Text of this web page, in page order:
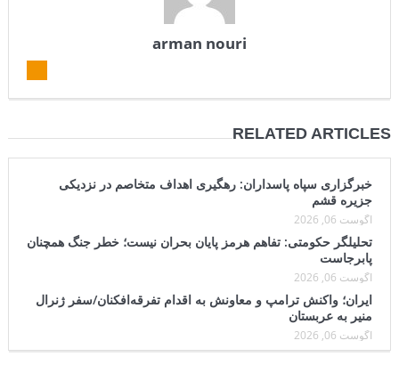
arman nouri
RELATED ARTICLES
خبرگزاری سپاه پاسداران: رهگیری اهداف متخاصم در نزدیکی
جزیره قشم
آگوست 06, 2026
تحلیلگر حکومتی: تفاهم هرمز پایان بحران نیست؛ خطر جنگ همچنان
پابرجاست
آگوست 06, 2026
ایران؛ واکنش ترامپ و معاونش به اقدام تفرقه‌افکنان/سفر ژنرال
منیر به عربستان
آگوست 06, 2026